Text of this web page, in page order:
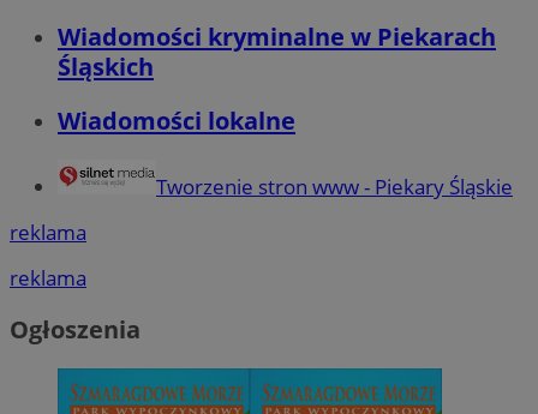
Wiadomości kryminalne w Piekarach
Śląskich
Wiadomości lokalne
Tworzenie stron www - Piekary Śląskie
reklama
reklama
Ogłoszenia